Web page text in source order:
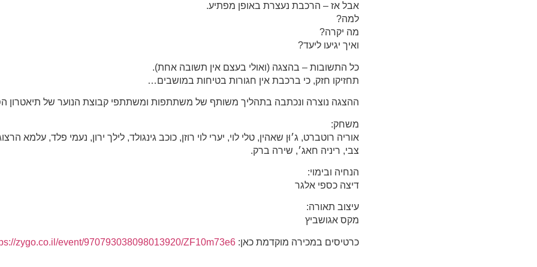
אבל אז – הרכבת נעצרת באופן מפתיע.
למה?
מה יקרה?
ואיך יגיעו ליעד?
כל התשובות – בהצגה (ואולי בעצם אין תשובה אחת).
תחזיקו חזק, כי ברכבת אין חגורות בטיחות במושבים…
ההצגה נוצרה ונכתבה בתהליך משותף של משתתפות ומשתתפי קבוצת הנוער של תיאטרון
משחק:
אוריה רוטברט, ג׳וּן שאהין, טלי לוי, יערי לוי רוזן, כוכב גינגולד, לילך ירון, נעמי פלד, עלמא
צבי, ריניה חאג׳, שירה ברק.
הנחיה ובימוי:
דיצה כספי אלגר
עיצוב תאורה:
מקס אגושביץ
כרטיסים במכירה מוקדמת כאן: zygo.co.il/event/970793038098013920/ZF10m73e6